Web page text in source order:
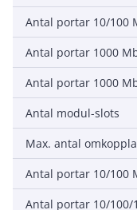
Antal modul-slots